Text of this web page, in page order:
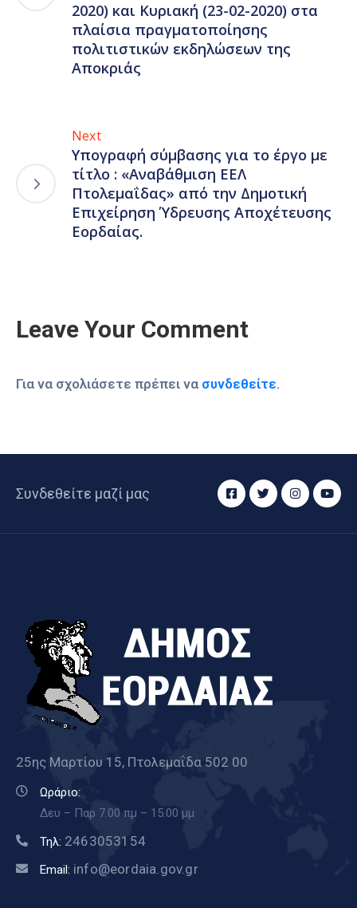
2020) και Κυριακή (23-02-2020) στα
πλαίσια πραγματοποίησης
πολιτιστικών εκδηλώσεων της
Αποκριάς
Next
Υπογραφή σύμβασης για το έργο με
τίτλο : «Αναβάθμιση ΕΕΛ
Πτολεμαΐδας» από την Δημοτική
Επιχείρηση Ύδρευσης Αποχέτευσης
Εορδαίας.
Leave Your Comment
Για να σχολιάσετε πρέπει να συνδεθείτε.
Συνδεθείτε μαζί μας
25ης Μαρτίου 15, Πτολεμαΐδα 502 00
Ωράριο:
Δευ – Παρ 7.00 πμ – 15.00 μμ
Τηλ: 2463053154
Email: info@eordaia.gov.gr